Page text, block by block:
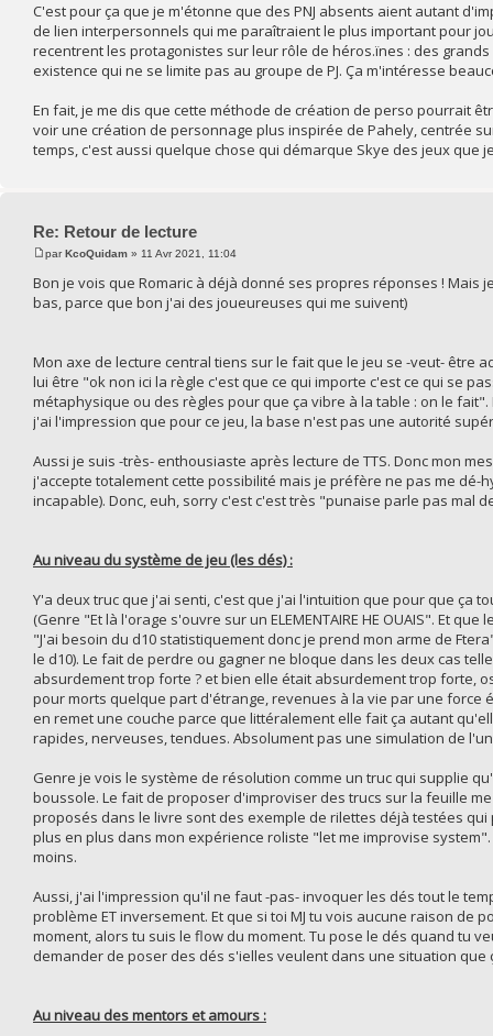
C'est pour ça que je m'étonne que des PNJ absents aient autant
de lien interpersonnels qui me paraîtraient le plus important pour
recentrent les protagonistes sur leur rôle de héros.ïnes : des
existence qui ne se limite pas au groupe de PJ. Ça m'intéresse
En fait, je me dis que cette méthode de création de perso pourrait
voir une création de personnage plus inspirée de Pahely, centrée
temps, c'est aussi quelque chose qui démarque Skye des jeux que
Re: Retour de lecture
parKcoQuidam » 11 Avr 2021, 11:04
Bon je vois que Romaric à déjà donné ses propres réponses !
bas, parce que bon j'ai des joueureuses qui me suivent)
Mon axe de lecture central tiens sur le fait que le jeu se -veut- être
lui être "ok non ici la règle c'est que ce qui importe c'est ce qui se
métaphysique ou des règles pour que ça vibre à la table : on le
j'ai l'impression que pour ce jeu, la base n'est pas une autorité
Aussi je suis -très- enthousiaste après lecture de TTS. Donc mon
j'accepte totalement cette possibilité mais je préfère ne pas me
incapable). Donc, euh, sorry c'est c'est très "punaise parle pas mal
Au niveau du système de jeu (les dés) :
Y'a deux truc que j'ai senti, c'est que j'ai l'intuition que pour que ça
(Genre "Et là l'orage s'ouvre sur un ELEMENTAIRE HE OUAIS". Et
"J'ai besoin du d10 statistiquement donc je prend mon arme de
le d10). Le fait de perdre ou gagner ne bloque dans les deux cas
absurdement trop forte ? et bien elle était absurdement trop forte,
pour morts quelque part d'étrange, revenues à la vie par une force
en remet une couche parce que littéralement elle fait ça autant
rapides, nerveuses, tendues. Absolument pas une simulation de
Genre je vois le système de résolution comme un truc qui supplie
boussole. Le fait de proposer d'improviser des trucs sur la feuille
proposés dans le livre sont des exemple de rilettes déjà testées
plus en plus dans mon expérience roliste "let me improvise
moins.
Aussi, j'ai l'impression qu'il ne faut -pas- invoquer les dés tout le
problème ET inversement. Et que si toi MJ tu vois aucune raison
moment, alors tu suis le flow du moment. Tu pose le dés quand tu
demander de poser des dés s'ielles veulent dans une situation que
Au niveau des mentors et amours :